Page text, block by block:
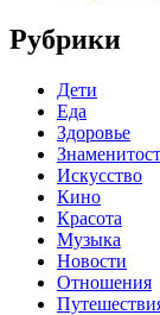
Рубрики
Дети
Еда
Здоровье
Искусство
Кино
Красота
Музыка
Новости
Отношения